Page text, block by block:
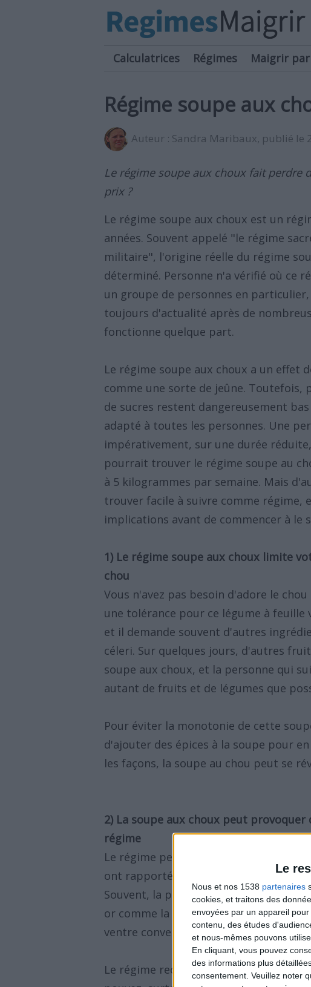
Le
Nous et nos 1538 partenaires
cookies, et traitons des
envoyées par un appareil
contenu, des études
et nous-mêmes pouvons
En cliquant, vous pouvez
des informations plus
consentement. Veuillez noter
Calculatrices Régimes Maigrir
Régime soupe aux
Auteur : Sandra Maribaux, publié le
Le régime soupe aux choux fait perdre
prix ?
Le régime soupe aux choux est un
années. Souvent appelé "le régime
militaire", l'origine réelle du régime
déterminé. Personne n'a vérifié où ce
un groupe de personnes en
toujours d'actualité après de
fonctionne quelque part.
Le régime soupe aux choux a un effet
comme une sorte de jeûne. Toutefois,
de sucres restent dangereusement
adapté à toutes les personnes. Une
impérativement, sur une durée
pourrait trouver le régime soupe au
à 5 kilogrammes par semaine. Mais
trouver facile à suivre comme régime,
implications avant de commencer à le
1) Le régime soupe aux choux limite
chou
Vous n'avez pas besoin d'adore le
une tolérance pour ce légume à
et il demande souvent d'autres
céleri. Sur quelques jours, d'autres
soupe aux choux, et la personne qui
autant de fruits et de légumes que
Pour éviter la monotonie de cette
d'ajouter des épices à la soupe pour
les façons, la soupe au chou peut se
2) La soupe aux choux peut
régime
Le régime peut causer l'irritabilité et
ont rapporté un manque de
Souvent, la personne qui suit le
or comme la soupe au chou est
ventre convenablement.
Le régime recommande de manger